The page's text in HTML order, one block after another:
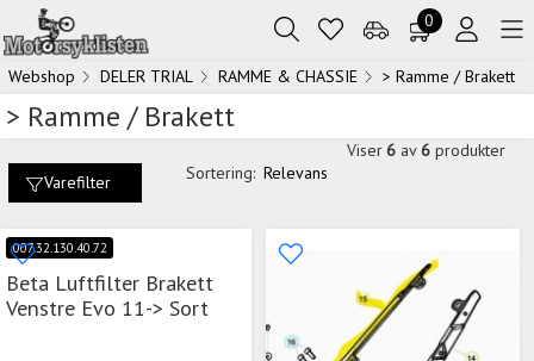
0
Webshop DELER TRIAL RAMME & CHASSIE > Ramme / Brakett
> Ramme / Brakett
Varefilter Sortering: Relevans
Viser6 av6 produkter
007.32.130.40.72
Beta Luftfilter Brakett
Venstre Evo 11-> Sort